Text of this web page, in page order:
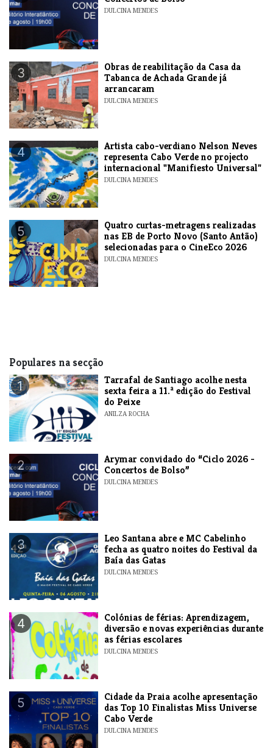
DULCINA MENDES
3
​Obras de reabilitação da Casa da
Tabanca de Achada Grande já
arrancaram
DULCINA MENDES
4
​Artista cabo-verdiano Nelson Neves
representa Cabo Verde no projecto
internacional "Manifiesto Universal"
DULCINA MENDES
5
​Quatro curtas-metragens realizadas
nas EB de Porto Novo (Santo Antão)
selecionadas para o CineEco 2026
DULCINA MENDES
Populares na secção
1
Tarrafal de Santiago acolhe nesta
sexta feira a 11.ª edição do Festival
do Peixe
ANILZA ROCHA
2
​Arymar convidado do “Ciclo 2026 -
Concertos de Bolso”
DULCINA MENDES
3
​Leo Santana abre e MC Cabelinho
fecha as quatro noites do Festival da
Baía das Gatas
DULCINA MENDES
4
Colónias de férias: Aprendizagem,
diversão e novas experiências durante
as férias escolares
DULCINA MENDES
5
​Cidade da Praia acolhe apresentação
das Top 10 Finalistas Miss Universe
Cabo Verde
DULCINA MENDES